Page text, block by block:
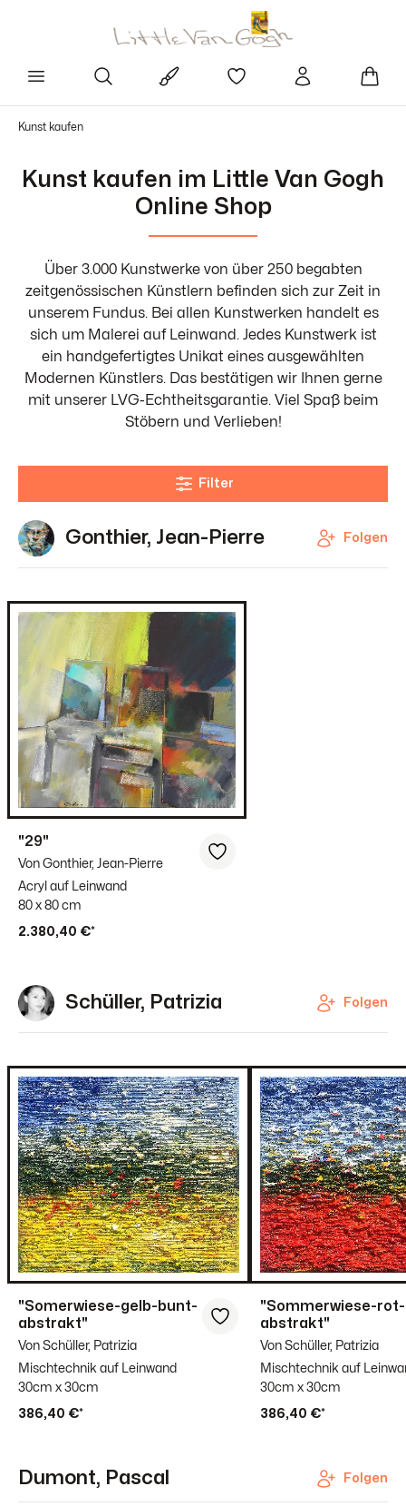
Kunst kaufen
Kunst kaufen im Little Van Gogh
Online Shop
Über 3.000 Kunstwerke von über 250 begabten
zeitgenössischen Künstlern befinden sich zur Zeit in
unserem Fundus. Bei allen Kunstwerken handelt es
sich um Malerei auf Leinwand. Jedes Kunstwerk ist
ein handgefertigtes Unikat eines ausgewählten
Modernen Künstlers. Das bestätigen wir Ihnen gerne
mit unserer LVG-Echtheitsgarantie. Viel Spaß beim
Stöbern und Verlieben!
Filter
Gonthier, Jean-Pierre Folgen
"29"
Von Gonthier, Jean-Pierre
Acryl auf Leinwand
80 x 80 cm
2.380,40 €*
Schüller, Patrizia Folgen
"Somerwiese-gelb-bunt-
abstrakt"
Von Schüller, Patrizia
Mischtechnik auf Leinwand
30cm x 30cm
386,40 €*
"Sommerwiese-rot-
abstrakt"
Von Schüller, Patrizia
Mischtechnik auf
30cm x 30cm
386,40 €*
Dumont, Pascal Folgen